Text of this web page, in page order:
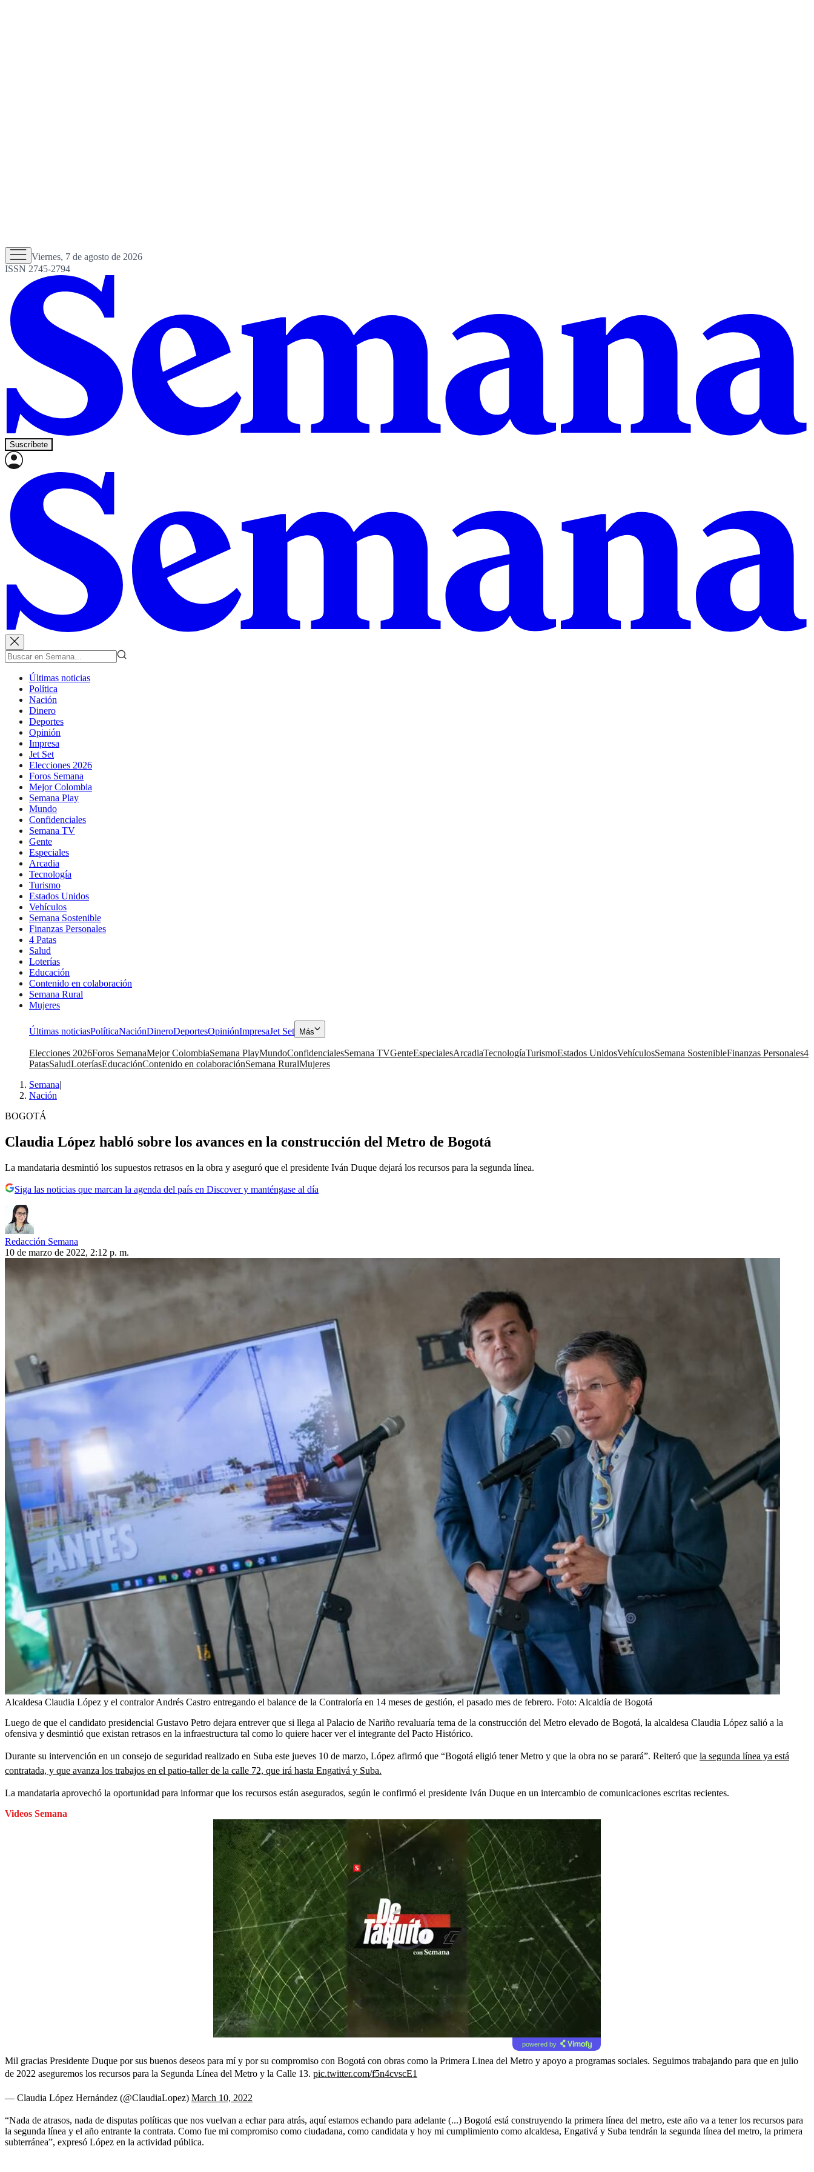
Viernes, 7 de agosto de 2026
ISSN 2745-2794
Suscríbete
Últimas noticias
Política
Nación
Dinero
Deportes
Opinión
Impresa
Jet Set
Elecciones 2026
Foros Semana
Mejor Colombia
Semana Play
Mundo
Confidenciales
Semana TV
Gente
Especiales
Arcadia
Tecnología
Turismo
Estados Unidos
Vehículos
Semana Sostenible
Finanzas Personales
4 Patas
Salud
Loterías
Educación
Contenido en colaboración
Semana Rural
Mujeres
Últimas noticiasPolíticaNaciónDineroDeportesOpiniónImpresaJet Set Más
Elecciones 2026Foros SemanaMejor ColombiaSemana PlayMundoConfidencialesSemana TVGenteEspecialesArcadiaTecnologíaTurismoEstados UnidosVehículosSemana SostenibleFinanzas Personales4
PatasSaludLoteríasEducaciónContenido en colaboraciónSemana RuralMujeres
Semana|
Nación
BOGOTÁ
Claudia López habló sobre los avances en la construcción del Metro de Bogotá
La mandataria desmintió los supuestos retrasos en la obra y aseguró que el presidente Iván Duque dejará los recursos para la segunda línea.
Siga las noticias que marcan la agenda del país en Discover y manténgase al día
Redacción Semana
10 de marzo de 2022, 2:12 p. m.
Alcaldesa Claudia López y el contralor Andrés Castro entregando el balance de la Contraloría en 14 meses de gestión, el pasado mes de febrero. Foto: Alcaldía de Bogotá
Luego de que el candidato presidencial Gustavo Petro dejara entrever que si llega al Palacio de Nariño revaluaría tema de la construcción del Metro elevado de Bogotá, la alcaldesa Claudia López salió a la
ofensiva y desmintió que existan retrasos en la infraestructura tal como lo quiere hacer ver el integrante del Pacto Histórico.
Durante su intervención en un consejo de seguridad realizado en Suba este jueves 10 de marzo, López afirmó que “Bogotá eligió tener Metro y que la obra no se parará”. Reiteró que la segunda línea ya está
contratada, y que avanza los trabajos en el patio-taller de la calle 72, que irá hasta Engativá y Suba.
La mandataria aprovechó la oportunidad para informar que los recursos están asegurados, según le confirmó el presidente Iván Duque en un intercambio de comunicaciones escritas recientes.
Videos Semana
powered by
Mil gracias Presidente Duque por sus buenos deseos para mí y por su compromiso con Bogotá con obras como la Primera Linea del Metro y apoyo a programas sociales. Seguimos trabajando para que en julio
de 2022 aseguremos los recursos para la Segunda Línea del Metro y la Calle 13. pic.twitter.com/f5n4cvscE1
— Claudia López Hernández (@ClaudiaLopez) March 10, 2022
“Nada de atrasos, nada de disputas políticas que nos vuelvan a echar para atrás, aquí estamos echando para adelante (...) Bogotá está construyendo la primera línea del metro, este año va a tener los recursos para
la segunda línea y el año entrante la contrata. Como fue mi compromiso como ciudadana, como candidata y hoy mi cumplimiento como alcaldesa, Engativá y Suba tendrán la segunda línea del metro, la primera
subterránea”, expresó López en la actividad pública.